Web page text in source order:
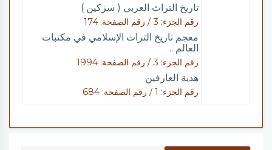
تاريخ التراث العربي ( سزكين )
رقم الجزء: 3 / رقم الصفحة: 174
معجم تاريخ التراث الإسلامي في مكتبات
العالم ..
رقم الجزء: 3 / رقم الصفحة: 1994
هدية العارفين
رقم الجزء: 1 / رقم الصفحة: 684